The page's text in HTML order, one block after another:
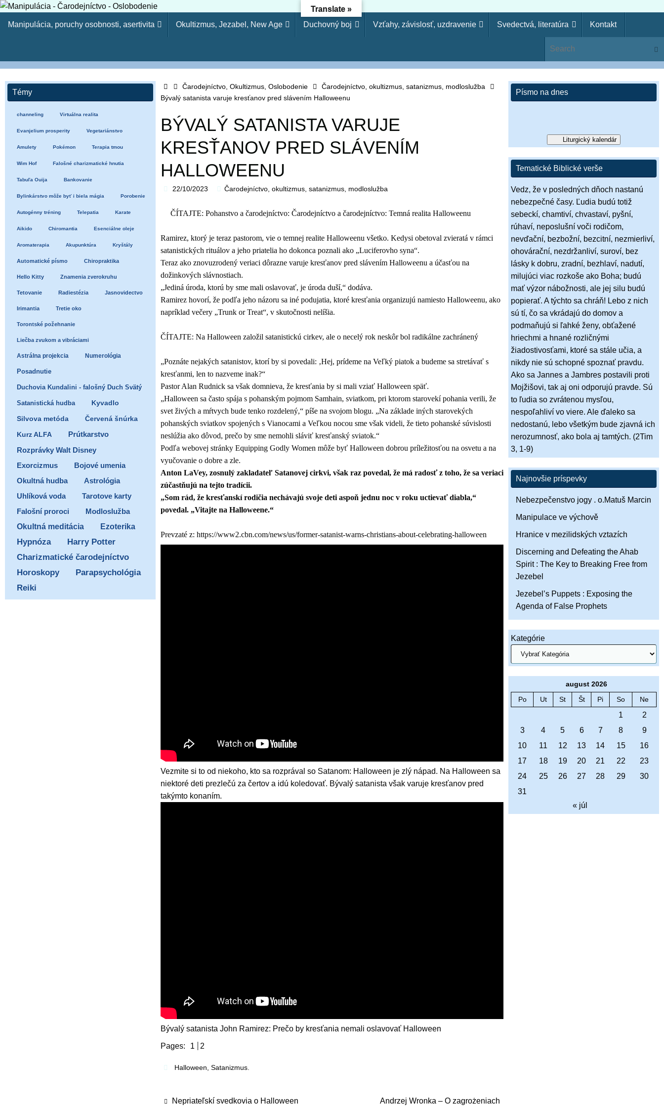
Skip
tvojich synov. (Oz 4:6) Lebo odbojnosť je (ako) hriech čarodejníctva, svojvoľnosť je (ako) hriech modlárstva. Pretože si pohrdol Pánovým slovom, zavrhne ťa, nebudeš kráľom!“ (1 Sam
15-23)
Manipulácia, poruchy osobnosti, asertivita Okultizmus, Jezabel, New Age Duchovný boj Vzťahy, závislosť, uzdravenie Svedectvá, literatúra Kontakt
HomeČarodejníctvo, Okultizmus, Oslobodenie
Čarodejníctvo, okultizmus, satanizmus, modloslužba
Bývalý satanista varuje kresťanov pred slávením Halloweenu
BÝVALÝ SATANISTA VARUJE
KRESŤANOV PRED SLÁVENÍM
HALLOWEENU
22/10/2023 Čarodejníctvo, okultizmus, satanizmus, modloslužba
ČÍTAJTE: Pohanstvo a čarodejníctvo: Čarodejníctvo a čarodejníctvo: Temná realita Halloweenu
Ramirez, ktorý je teraz pastorom, vie o temnej realite Halloweenu všetko. Kedysi obetoval zvieratá v rámci
satanistických rituálov a jeho priatelia ho dokonca poznali ako „Luciferovho syna“.
Teraz ako znovuzrodený veriaci dôrazne varuje kresťanov pred slávením Halloweenu a účasťou na
dožinkových slávnostiach.
„Jediná úroda, ktorú by sme mali oslavovať, je úroda duší,“ dodáva.
Ramirez hovorí, že podľa jeho názoru sa iné podujatia, ktoré kresťania organizujú namiesto Halloweenu, ako
napríklad večery „Trunk or Treat“, v skutočnosti nelíšia.
ČÍTAJTE: Na Halloween založil satanistickú cirkev, ale o necelý rok neskôr bol radikálne zachránený
„Poznáte nejakých satanistov, ktorí by si povedali: ‚Hej, prídeme na Veľký piatok a budeme sa stretávať s
kresťanmi, len to nazveme inak?“
Pastor Alan Rudnick sa však domnieva, že kresťania by si mali vziať Halloween späť.
„Halloween sa často spája s pohanským pojmom Samhain, sviatkom, pri ktorom starovekí pohania verili, že
svet živých a mŕtvych bude tenko rozdelený,“ píše na svojom blogu. „Na základe iných starovekých
pohanských sviatkov spojených s Vianocami a Veľkou nocou sme však videli, že tieto pohanské súvislosti
neslúžia ako dôvod, prečo by sme nemohli sláviť kresťanský sviatok.“
Podľa webovej stránky Equipping Godly Women môže byť Halloween dobrou príležitosťou na osvetu a na
vyučovanie o dobre a zle.
Anton LaVey, zosnulý zakladateľ Satanovej cirkvi, však raz povedal, že má radosť z toho, že sa veriaci
zúčastňujú na tejto tradícii.
„Som rád, že kresťanskí rodičia nechávajú svoje deti aspoň jednu noc v roku uctievať diabla,“
povedal. „Vitajte na Halloweene.“
Prevzaté z: https://www2.cbn.com/news/us/former-satanist-warns-christians-about-celebrating-halloween
Vezmite si to od niekoho, kto sa rozprával so Satanom: Halloween je zlý nápad. Na Halloween sa
niektoré deti prezlečú za čertov a idú koledovať. Bývalý satanista však varuje kresťanov pred
takýmto konaním.
Bývalý satanista John Ramirez: Prečo by kresťania nemali oslavovať Halloween
Pages: 1 2
Halloween ,Satanizmus
Nepriateľskí svedkovia o Halloween Andrzej Wronka – O zagrożeniach
Témy
channeling Virtuálna realita
Evanjelium prosperity Vegetariánstvo
Amulety Pokémon Terapia tmou
Wim Hof Falošné charizmatické hnutia
Tabuľa Ouija Bankovanie
Bylinkárstvo môže byť i biela mágia Porobenie
Autogénny tréning Telepatia Karate
Aikido Chiromantia Esenciálne oleje
Aromaterapia Akupunktúra Kryštály
Automatické písmo Chiropraktika
Hello Kitty Znamenia zverokruhu
Tetovanie Radiestézia Jasnovidectvo
Irimantia Tretie oko
Torontské požehnanie
Liečba zvukom a vibráciami
Astrálna projekcia Numerológia
Posadnutie
Duchovia Kundalini - falošný Duch Svätý
Satanistická hudba Kyvadlo
Silvova metóda Červená šnúrka
Kurz ALFA
Prútkarstvo
Rozprávky Walt Disney
Exorcizmus
Bojové umenia
Okultná hudba
Astrológia
Uhlíková voda
Tarotove karty
Falošní proroci
Modloslužba
Okultná meditácia
Ezoterika
Hypnóza
Harry Potter
Charizmatické čarodejníctvo
Horoskopy
Parapsychológia
Reiki
Písmo na dnes
Liturgický kalendár
Tematické Biblické verše
Vedz, že v posledných dňoch nastanú
nebezpečné časy. Ľudia budú totiž
sebeckí, chamtiví, chvastaví, pyšní,
rúhaví, neposlušní voči rodičom,
nevďační, bezbožní, bezcitní, nezmierliví,
ohovárační, nezdržanliví, suroví, bez
lásky k dobru, zradní, bezhlaví, nadutí,
milujúci viac rozkoše ako Boha; budú
mať výzor nábožnosti, ale jej silu budú
popierať. A týchto sa chráň! Lebo z nich
sú tí, čo sa vkrádajú do domov a
podmaňujú si ľahké ženy, obťažené
hriechmi a hnané rozličnými
žiadostivosťami, ktoré sa stále učia, a
nikdy nie sú schopné spoznať pravdu.
Ako sa Jannes a Jambres postavili proti
Mojžišovi, tak aj oni odporujú pravde. Sú
to ľudia so zvrátenou mysľou,
nespoľahliví vo viere. Ale ďaleko sa
nedostanú, lebo všetkým bude zjavná ich
nerozumnosť, ako bola aj tamtých. (2Tim
3, 1-9)
Najnovšie príspevky
Nebezpečenstvo jogy . o.Matuš Marcin
Manipulace ve výchově
Hranice v mezilidských vztazích
Discerning and Defeating the Ahab
Spirit : The Key to Breaking Free from
Jezebel
Jezebel’s Puppets : Exposing the
Agenda of False Prophets
Kategórie
august 2026
Po
Ut St Št Pi So Ne
1
2
3
4 5 6 7 8
9
10
11 12 13 14 15
16
17
18 19 20 21 22
23
24
25 26 27 28 29
30
31
« júl
Translate »